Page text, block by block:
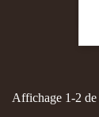
Affichage 1-2 de